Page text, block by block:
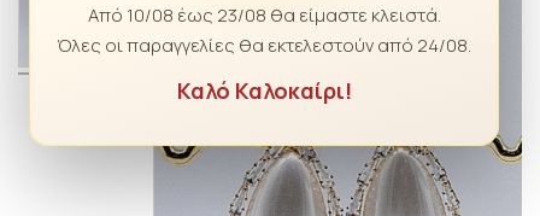
Από 10/08 έως 23/08 θα είμαστε κλειστά.
Όλες οι παραγγελίες θα εκτελεστούν από 24/08.
Καλό Καλοκαίρι!